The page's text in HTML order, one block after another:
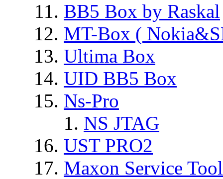
BB5 Box by Raskal
MT-Box (
Ultima Box
UID BB5 Box
Ns-Pro
NS JTAG
UST PRO2
Maxon Service